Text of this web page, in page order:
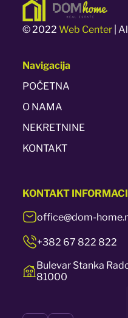
© 2022Web Center |
Navigacija
POČETNA
O NAMA
NEKRETNINE
KONTAKT
KONTAKT
office@dom-
+382 67 822 822
Bulevar Stanka
81000